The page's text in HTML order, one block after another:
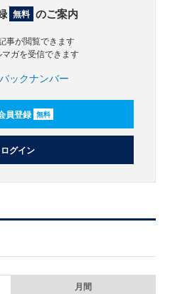
無料 のご案内
事が閲覧できます
マガを受信できます
ックナンバー
員登録 無料
ログイン
月間